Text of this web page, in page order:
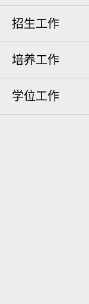
招生工作
培养工作
学位工作